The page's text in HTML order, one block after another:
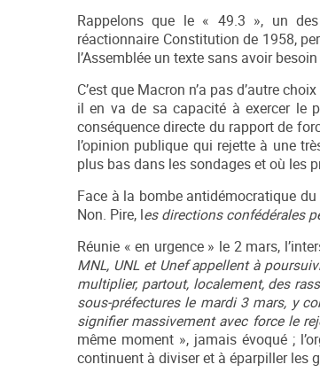
Rappelons que le « 49.3 », un
réactionnaire Constitution de 1958,
l’Assemblée un texte sans avoir besoin
C’est que Macron n’a pas d’autre
il en va de sa capacité à exercer le
conséquence directe du rapport de
l’opinion publique qui rejette à une
plus bas dans les sondages et où les
Face à la bombe antidémocratique
Non. Pire, les directions confédérales
Réunie « en urgence » le 2 mars,
MNL, UNL et Unef appellent à
multiplier, partout, localement, des
sous-préfectures le mardi 3 mars, y
signifier massivement avec force le
même moment », jamais évoqué ;
continuent à diviser et à éparpiller les